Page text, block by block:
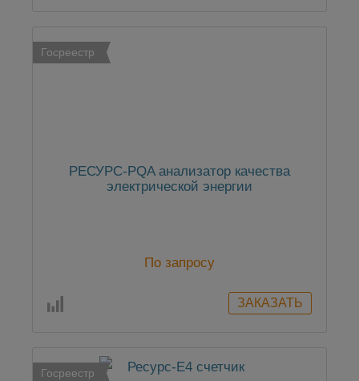
Госреестр
РЕСУРС-PQA анализатор качества
электрической энергии
По запросу
Госреестр